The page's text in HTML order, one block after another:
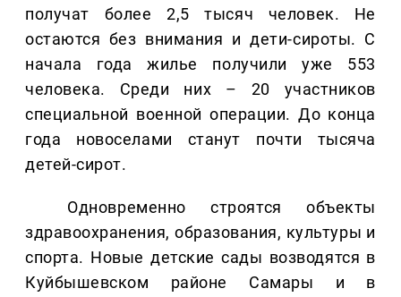
получат более 2,5 тысяч человек. Не
остаются без внимания и дети-сироты. С
начала года жилье получили уже 553
человека. Среди них – 20 участников
специальной военной операции. До конца
года новоселами станут почти тысяча
детей-сирот.
Одновременно строятся объекты
здравоохранения, образования, культуры и
спорта. Новые детские сады возводятся в
Куйбышевском районе Самары и в